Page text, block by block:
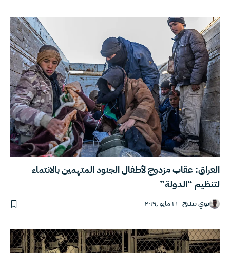
العراق: عقاب مزدوج لأطفال الجنود المتهمين بالانتماء
لتنظيم “الدولة”
نوي بينيج ١٦ مايو ,٢٠١٩